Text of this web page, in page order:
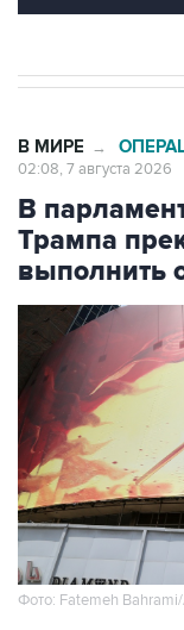
В МИРЕ →
02:08, 7 августа 2026
В
Трампа
выполнить
Фото: Fatemeh